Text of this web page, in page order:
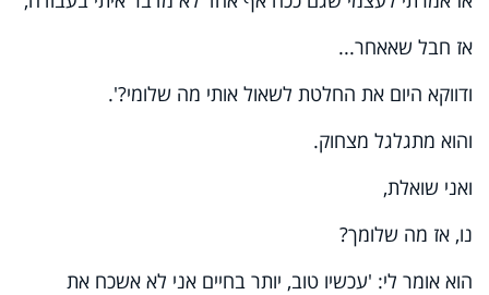
אז חבל שאאחר..
.
ודווקא היום את החלטת לשאול אותי מה שלומי?'.
והוא מתגלגל מצחוק.
ואני שואלת,
נו, אז מה שלומך?
הוא אומר לי: 'עכשיו טוב, יותר בחיים אני לא אשכח את